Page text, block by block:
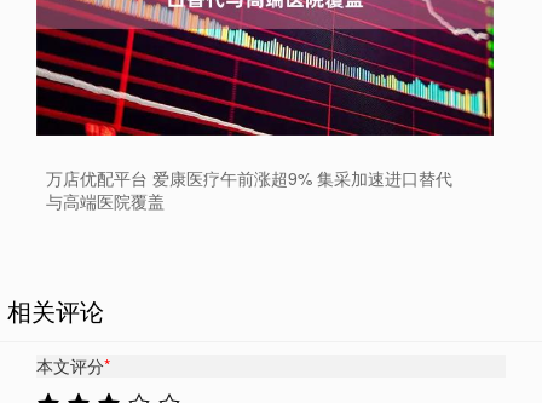
万店优配平台 爱康医疗午前涨超9% 集采加速进口替代
与高端医院覆盖
相关评论
本文评分*